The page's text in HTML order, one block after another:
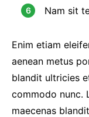
Nam sit
Enim etiam
aenean metus
blandit ultricies
commodo nunc.
maecenas